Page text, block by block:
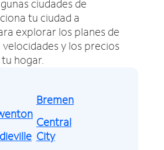
ciudades de
tu ciudad a
explorar los planes de
y los precios
hogar.
Bremen
Central
City